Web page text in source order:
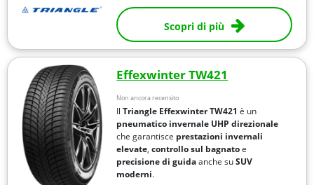
Scopri di più
Effexwinter TW421
Non ancora recensito
IlTriangle Effexwinter TW421 è un
pneumatico invernale UHP direzionale
che garantisce prestazioni invernali
elevate,controllo sul bagnatoe
precisione di guidaanche suSUV
moderni.